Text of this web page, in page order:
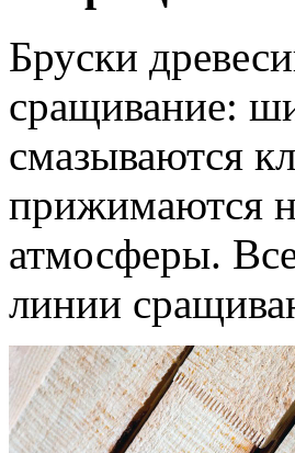
Бруски
сращивание:
смазываются
прижимаются
атмосферы.
линии